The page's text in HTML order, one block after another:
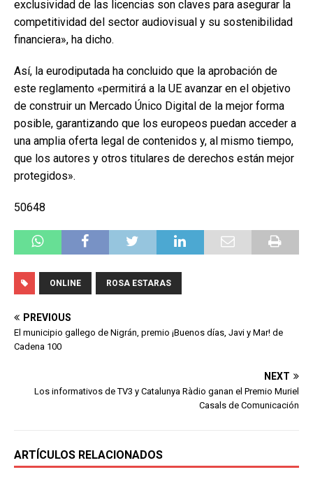
exclusividad de las licencias son claves para asegurar la
competitividad del sector audiovisual y su sostenibilidad
financiera», ha dicho.
Así, la eurodiputada ha concluido que la aprobación de
este reglamento «permitirá a la UE avanzar en el objetivo
de construir un Mercado Único Digital de la mejor forma
posible, garantizando que los europeos puedan acceder a
una amplia oferta legal de contenidos y, al mismo tiempo,
que los autores y otros titulares de derechos están mejor
protegidos».
50648
ONLINE ROSA ESTARAS
PREVIOUS
El municipio gallego de Nigrán, premio ¡Buenos días, Javi y Mar! de
Cadena 100
NEXT
Los informativos de TV3 y Catalunya Ràdio ganan el Premio Muriel
Casals de Comunicación
ARTÍCULOS RELACIONADOS